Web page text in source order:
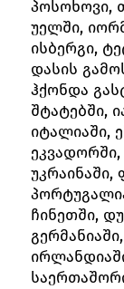
პოსოხოვი,
უელში,
ისბერგი,
დასის
ჰქონდა
შტატებში,
იტალიაში,
ეკვადორში,
უკრაინაში,
ჩინეთში,